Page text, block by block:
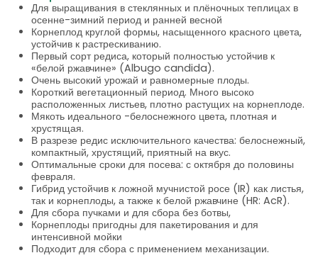
Для выращивания в стеклянных и плёночных теплицах в
осенне-зимний период и ранней весной
Корнеплод круглой формы, насыщенного красного цвета,
устойчив к растрескиванию.
Первый сорт редиса, который полностью устойчив к
«белой ржавчине» (Albugo candida).
Очень высокий урожай и равномерные плоды.
Короткий вегетационный период. Много высоко
расположенных листьев, плотно растущих на корнеплоде.
Мякоть идеального -белоснежного цвета, плотная и
хрустящая.
В разрезе редис исключительного качества: белоснежный,
компактный, хрустящий, приятный на вкус.
Оптимальные сроки для посева: с октября до половины
февраля.
Гибрид устойчив к ложной мучнистой росе (IR) как листья,
так и корнеплоды, а также к белой ржавчине (HR: AcR).
Для сбора пучками и для сбора без ботвы,
Корнеплоды пригодны для пакетирования и для
интенсивной мойки
Подходит для сбора с применением механизации.